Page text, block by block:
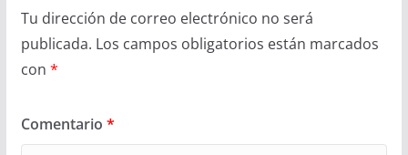
Tu dirección de correo electrónico no será
publicada. Los campos obligatorios están marcados
con *
Comentario *